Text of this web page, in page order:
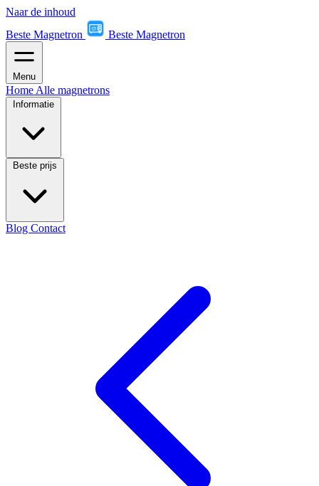
Naar de inhoud
Beste Magnetron
Beste Magnetron
Menu
Home Alle magnetrons
Informatie
Beste prijs
Blog Contact